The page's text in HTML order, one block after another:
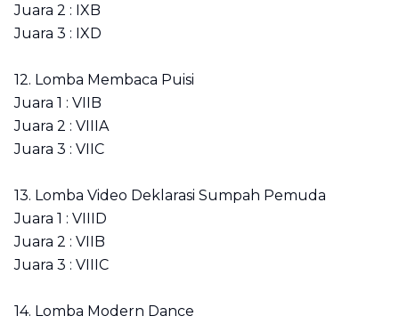
Juara 2 : IXB
Juara 3 : IXD
12. Lomba Membaca Puisi
Juara 1 : VIIB
Juara 2 : VIIIA
Juara 3 : VIIC
13. Lomba Video Deklarasi Sumpah Pemuda
Juara 1 : VIIID
Juara 2 : VIIB
Juara 3 : VIIIC
14. Lomba Modern Dance